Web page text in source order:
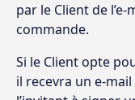
par le Client de
commande.
Si le Client opte
il recevra un e-